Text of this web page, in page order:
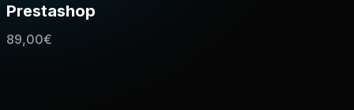
Prestashop
89,00€